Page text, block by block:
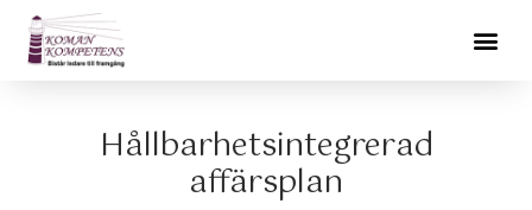
Hoppa
innehåll
Hållbarhetsintegrerad
affärsplan